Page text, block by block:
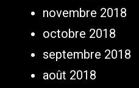
novembre 2018
octobre 2018
septembre 2018
août 2018